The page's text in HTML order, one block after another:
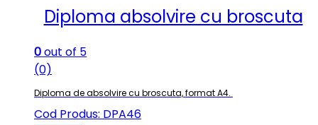
Diploma absolvire cu broscuta
0out of 5
(0)
Diploma de absolvire cu broscuta, format A4.
Cod Produs: DPA46